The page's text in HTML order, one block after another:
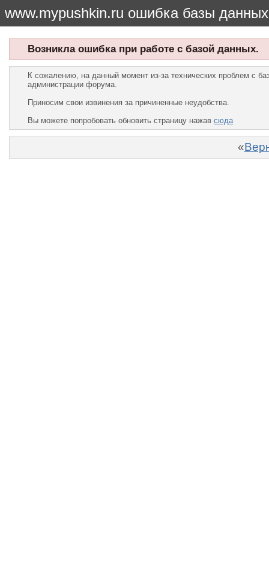
www.mypushkin.ru ошибка базы данных
Возникла ошибка при работе с базой данных.
К сожалению, на данный момент из-за технических проблем с
администрации форума.
Приносим свои извинения за причиненные неудобства.
Вы можете попробовать обновить страницу нажав сюда
«